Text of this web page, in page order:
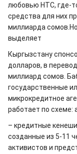
любовью НТС, где-
средства для них
миллиарда
выделяет
Кыргызстану
долларов, в
миллиард сомов.
государственные
микрокредитное
работает по схеме:
– кредитные
созданные из 5-11
активистов и